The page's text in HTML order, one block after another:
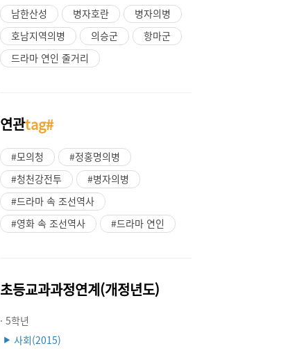
남한산성 병자호란
병자의병
호남지역의병
의승군
항마군
드라마 연인 줄거리
연관tag#
#모의청
#정홍명의병
#청천강전투
#병자의병
#드라마 속 조선역사
#영화 속 조선역사
#드라마 연인
초등교과과정연계(개정년도)
· 5학년
▶ 사회(2015)